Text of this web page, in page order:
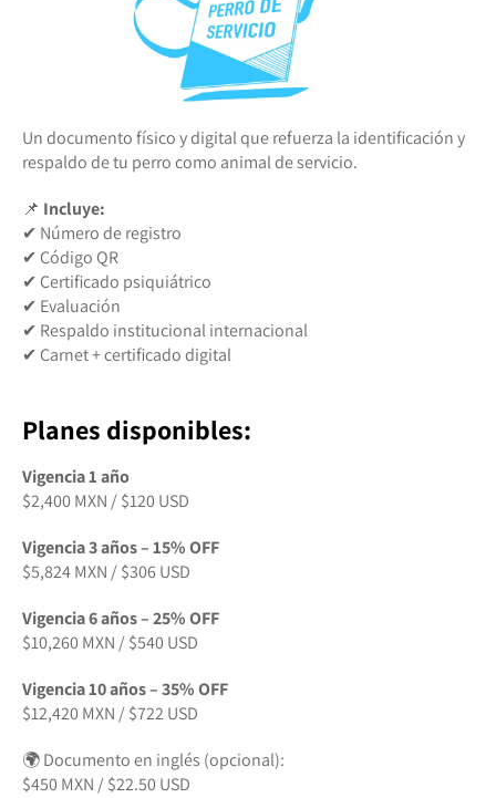
Un documento físico y digital que refuerza la identificación y
respaldo de tu perro como animal de servicio.
📌 Incluye:
✔ Número de registro
✔ Código QR
✔ Certificado psiquiátrico
✔ Evaluación
✔ Respaldo institucional internacional
✔ Carnet + certificado digital
Planes disponibles:
Vigencia 1 año
$2,400 MXN / $120 USD
Vigencia 3 años – 15% OFF
$5,824 MXN / $306 USD
Vigencia 6 años – 25% OFF
$10,260 MXN / $540 USD
Vigencia 10 años – 35% OFF
$12,420 MXN / $722 USD
🌍 Documento en inglés (opcional):
$450 MXN / $22.50 USD